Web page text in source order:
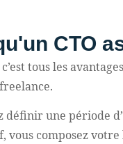
CTO
tous les
définir une période
vous composez votre